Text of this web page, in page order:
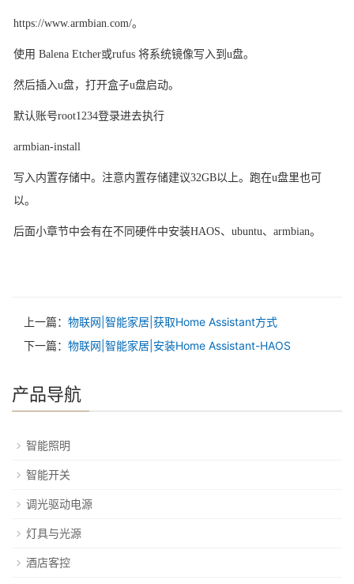
https://www.armbian.com/。
使用 Balena Etcher或rufus 将系统镜像写入到u盘。
然后插入u盘，打开盒子u盘启动。
默认账号root1234登录进去执行
armbian-install
写入内置存储中。注意内置存储建议32GB以上。跑在u盘里也可
以。
后面小章节中会有在不同硬件中安装HAOS、ubuntu、armbian。
上一篇： 物联网|智能家居|获取Home Assistant方式
下一篇： 物联网|智能家居|安装Home Assistant-HAOS
产品导航
智能照明
智能开关
调光驱动电源
灯具与光源
酒店客控